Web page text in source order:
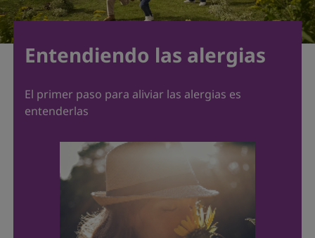
Entendiendo las alergias
El primer paso para aliviar las alergias es
entenderlas